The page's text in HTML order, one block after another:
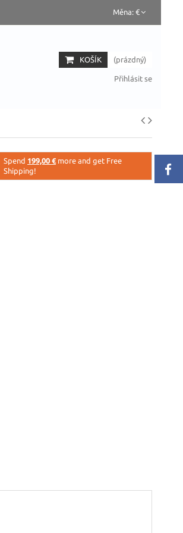
Měna: €
KOŠÍK (prázdný)
Přihlásit se
Spend 199,00 €more and get Free
Shipping!